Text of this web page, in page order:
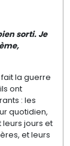
sorti. Je
la guerre
ont
: les
quotidien,
jours et
et leurs